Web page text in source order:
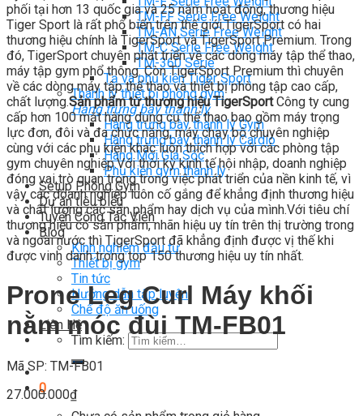
TM-FF Serie Free Weight
TM-AN Serie Free Weight
TM-C Serie Free Weight
TM-360 Serie
Tạ và phụ kiện Tiger Sport
Thanh lý thiết bị phòng gym
Hàng trưng bày thanh lý
Hàng trưng bày thanh lý Gym
Hàng trưng bày thanh lý Cardio
Hàng Mới Giá Sốc
Phụ kiện gym thanh lý
Setup Phòng Gym
Dự án tiêu biểu
Tuyển Cộng Tác Viên
Blog
Kinh nghiệm đầu tư
Thiết bị gym
Tin tức
Hướng dẫn tập luyện
Chế độ ăn uống
Liên Hệ
Tìm kiếm:
0
phối tại hơn 13 quốc gia và 25 năm hoạt động, thương hiệu
Tiger Sport là rất phổ biến trên thế giới.TigerSport có hai
thương hiệu chính là TigerSport và TigerSport Premium. Trong
đó, TigerSport chuyên phát triển về các dòng máy tập thể thao,
máy tập gym phổ thông. Còn TigerSport Premium thì chuyên
về các dòng máy tập thể thao và thiết bị phòng tập cao cấp,
chất lượng.Sản phẩm từ thương hiệu TigerSportCông ty cung
cấp hơn 100 mặt hàng dụng cụ thể thao bao gồm máy trọng
lực đơn, đôi và đa chức năng, máy chạy bộ chuyên nghiệp
cùng với các phụ kiện khác luôn thích hợp với các phòng tập
gym chuyên nghiệp.Với thời kỳ kinh tế hội nhập, doanh nghiệp
đóng vai trò quan trọng trong việc phát triển của nền kinh tế, vì
vậy các doanh nghiệp luôn cố gắng để khẳng định thương hiệu
và chất lượng các sản phẩm hay dịch vụ của mình.Với tiêu chí
thương hiệu có sản phẩm, nhãn hiệu uy tín trên thị trường trong
và ngoài nước thì TigerSport đã khẳng định được vị thế khi
được vinh danh trong top 150 thương hiệu uy tín nhất.
Prone Leg Curl Máy khối
nằm móc đùi TM-FB01
Mã SP: TM-FB01
27.000.000₫